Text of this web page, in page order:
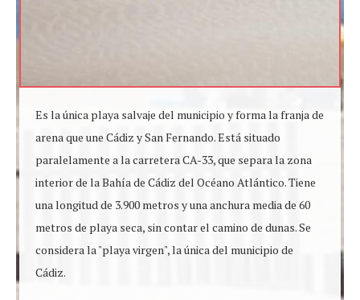
Es la única playa salvaje del municipio y forma la franja de
arena que une Cádiz y San Fernando. Está situado
paralelamente a la carretera CA-33, que separa la zona
interior de la Bahía de Cádiz del Océano Atlántico. Tiene
una longitud de 3.900 metros y una anchura media de 60
metros de playa seca, sin contar el camino de dunas. Se
considera la "playa virgen", la única del municipio de
Cádiz.